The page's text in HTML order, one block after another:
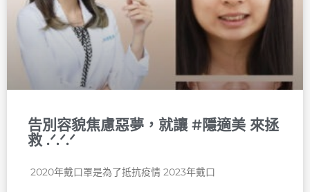
告別容貌焦慮惡夢，就讓 #隱適美 來拯
救 .ᐟ‪‪.ᐟ.ᐟ
󠀠 2020年戴口罩是為了抵抗疫情 2023年戴口